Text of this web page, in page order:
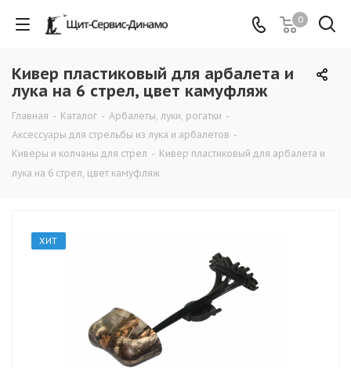
0
Кивер пластиковый для арбалета и
лука на 6 стрел, цвет камуфляж
Главная - Каталог - Арбалеты, луки, рогатки -
Аксессуары для стрельбы из лука и арбалетов -
Киверы и колчаны для стрел - Кивер пластиковый для арбалета и
лука на 6 стрел, цвет камуфляж
ХИТ